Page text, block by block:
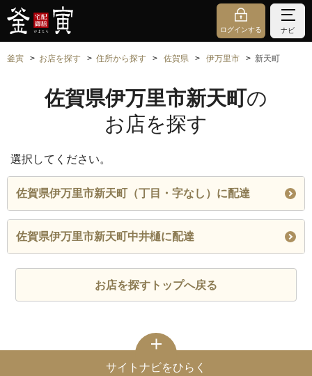
ログインする ナビ
釜寅 お店を探す 住所から探す 佐賀県 伊万里市 新天町
佐賀県伊万里市新天町の
お店を探す
選択してください。
佐賀県伊万里市新天町（丁目・字なし）に配達
佐賀県伊万里市新天町中井樋に配達
お店を探すトップへ戻る
サイトナビをひらく